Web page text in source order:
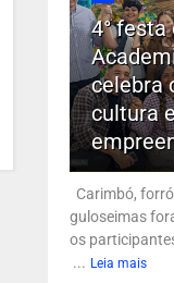
4° festa
celebra
cultura
Carimbó,
guloseimas
os
... Leia mais